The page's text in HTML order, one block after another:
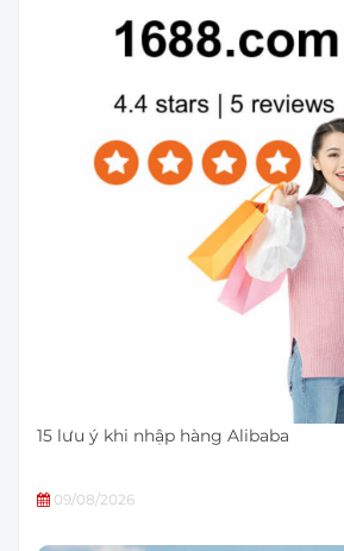
15 lưu ý khi nhập hàng Alibaba
09/08/2026